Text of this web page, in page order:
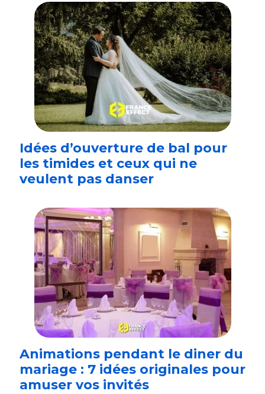
Idées d’ouverture de bal pour
les timides et ceux qui ne
veulent pas danser
Animations pendant le diner du
mariage : 7 idées originales pour
amuser vos invités